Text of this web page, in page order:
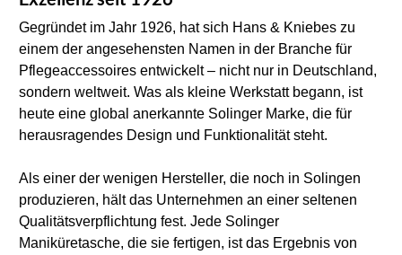
Gegründet im Jahr 1926, hat sich Hans & Kniebes zu
einem der angesehensten Namen in der Branche für
Pflegeaccessoires entwickelt – nicht nur in Deutschland,
sondern weltweit. Was als kleine Werkstatt begann, ist
heute eine global anerkannte Solinger Marke, die für
herausragendes Design und Funktionalität steht.
Als einer der wenigen Hersteller, die noch in Solingen
produzieren, hält das Unternehmen an einer seltenen
Qualitätsverpflichtung fest. Jede Solinger
Maniküretasche, die sie fertigen, ist das Ergebnis von